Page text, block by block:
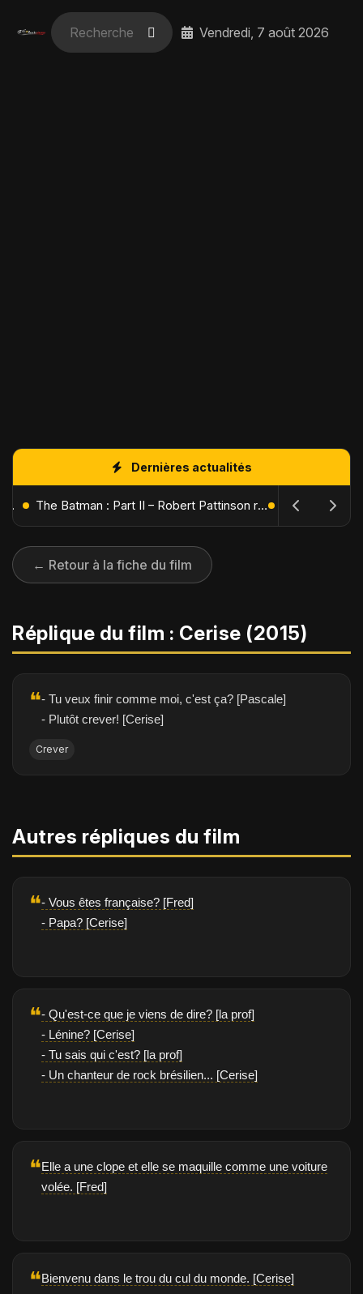
Vendredi, 7 août 2026
Dernières actualités
L'Âge de Glace : Le Réveil du Volcan – Manny, Sid et Diego de retour pour une aventure explosive The Batman : Part II – Robert Pattinson replonge dans les ténèbres de Gotham dès octobre 2027
← Retour à la fiche du film
Réplique du film : Cerise (2015)
❝- Tu veux finir comme moi, c'est ça? [Pascale]
- Plutôt crever! [Cerise]
Crever
Autres répliques du film
❝- Vous êtes française? [Fred]
- Papa? [Cerise]
❝- Qu'est-ce que je viens de dire? [la prof]
- Lénine? [Cerise]
- Tu sais qui c'est? [la prof]
- Un chanteur de rock brésilien... [Cerise]
❝Elle a une clope et elle se maquille comme une voiture
volée. [Fred]
❝Bienvenu dans le trou du cul du monde. [Cerise]